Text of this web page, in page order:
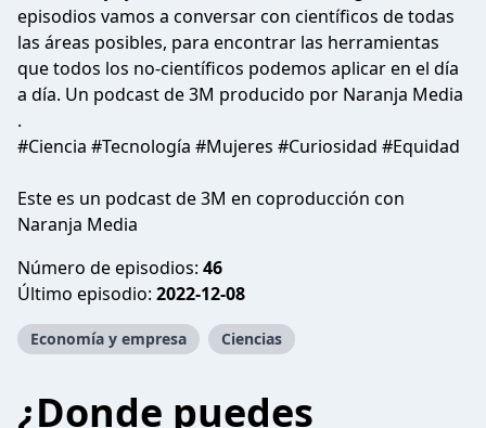
episodios vamos a conversar con científicos de todas
las áreas posibles, para encontrar las herramientas
que todos los no-científicos podemos aplicar en el día
a día. Un podcast de 3M producido por Naranja Media
.
#Ciencia #Tecnología #Mujeres #Curiosidad #Equidad
Este es un podcast de3M en coproducción con
Naranja Media
Número de episodios: 46
Último episodio: 2022-12-08
Economía y empresa Ciencias
¿Donde puedes